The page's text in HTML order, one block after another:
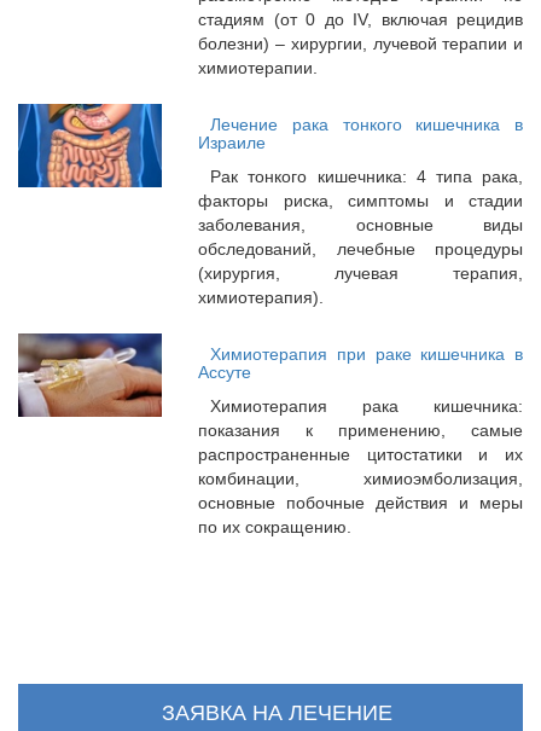
стадиям (от 0 до IV, включая рецидив
болезни) – хирургии, лучевой терапии и
химиотерапии.
Лечение рака тонкого кишечника в
Израиле
Рак тонкого кишечника: 4 типа рака,
факторы риска, симптомы и стадии
заболевания, основные виды
обследований, лечебные процедуры
(хирургия, лучевая терапия,
химиотерапия).
Химиотерапия при раке кишечника в
Ассуте
Химиотерапия рака кишечника:
показания к применению, самые
распространенные цитостатики и их
комбинации, химиоэмболизация,
основные побочные действия и меры
по их сокращению.
ЗАЯВКА НА ЛЕЧЕНИЕ